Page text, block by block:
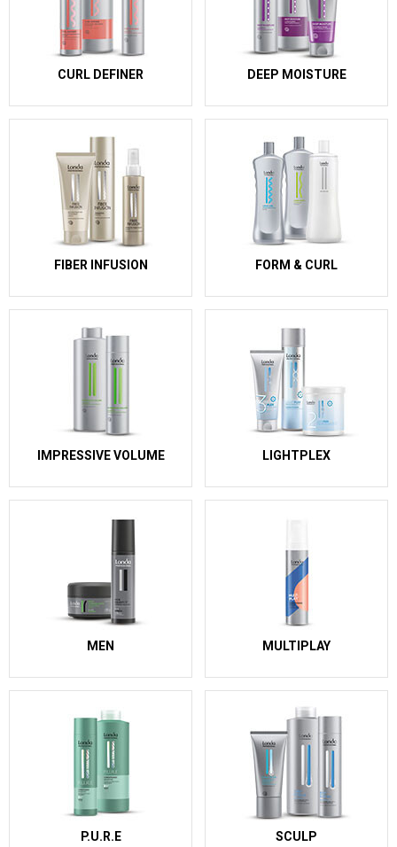
CURL DEFINER DEEP MOISTURE
FIBER INFUSION FORM & CURL
IMPRESSIVE VOLUME LIGHTPLEX
MEN MULTIPLAY
P.U.R.E SCULP